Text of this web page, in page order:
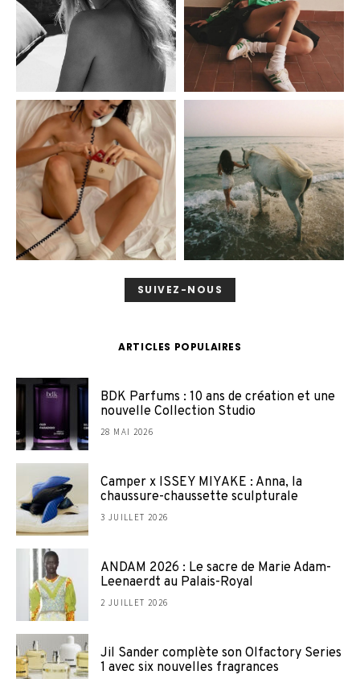
SUIVEZ-NOUS
ARTICLES POPULAIRES
BDK Parfums : 10 ans de création et une
nouvelle Collection Studio
28 MAI 2026
Camper x ISSEY MIYAKE : Anna, la
chaussure-chaussette sculpturale
3 JUILLET 2026
ANDAM 2026 : Le sacre de Marie Adam-
Leenaerdt au Palais-Royal
2 JUILLET 2026
Jil Sander complète son Olfactory Series
1 avec six nouvelles fragrances